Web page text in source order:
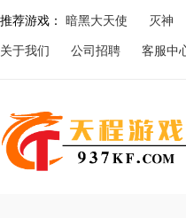
推荐游戏： 暗黑大天使 灭神
关于我们 公司招聘 客服中